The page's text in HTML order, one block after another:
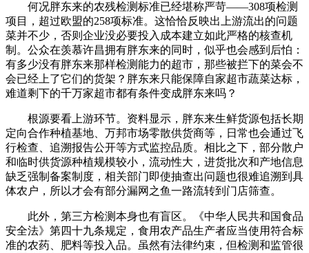
何况胖东来的农残检测标准已经堪称严苛——308项检测
项目，超过欧盟的258项标准。这恰恰反映出上游流出的问题
菜并不少，否则企业没必要投入成本建立如此严格的核查机
制。公众在羡慕许昌拥有胖东来的同时，似乎也会感到后怕：
有多少没有胖东来那样检测能力的超市，那些被拦下的菜会不
会已经上了它们的货架？胖东来只能保障自家超市蔬菜达标，
难道剩下的千万家超市都有条件变成胖东来吗？
根源要看上游环节。资料显示，胖东来生鲜货源包括长期
定向合作种植基地、万邦市场零散供货商等，日常也会通过飞
行检查、追溯报告公开等方式监控品质。相比之下，部分散户
和临时供货源种植规模较小，流动性大，进货批次和产地信息
缺乏强制备案制度，相关部门即使抽查出问题也很难追溯到具
体农户，所以才会有部分漏网之鱼一路流转到门店筛查。
此外，第三方检测本身也有盲区。《中华人民共和国食品
安全法》第四十九条规定，食用农产品生产者应当使用符合标
准的农药、肥料等投入品。虽然有法律约束，但检测和监管很